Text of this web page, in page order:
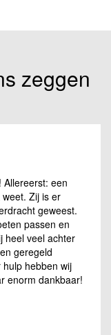
zeggen
Allereerst: een
Zij is er
geweest.
passen en
heel veel achter
geregeld
hebben wij
enorm dankbaar!